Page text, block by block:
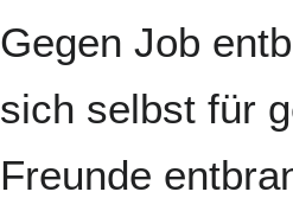
Gegen Job
sich selbst für
Freunde